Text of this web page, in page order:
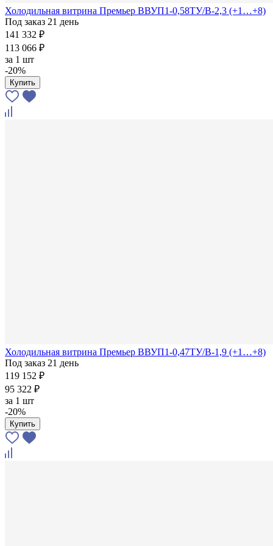
Холодильная витрина Премьер ВВУП1-0,58ТУ/В-2,3 (+1…+8)
Под заказ 21 день
141 332 ₽
113 066 ₽
за 1 шт
-20%
Купить
Холодильная витрина Премьер ВВУП1-0,47ТУ/В-1,9 (+1…+8)
Под заказ 21 день
119 152 ₽
95 322 ₽
за 1 шт
-20%
Купить